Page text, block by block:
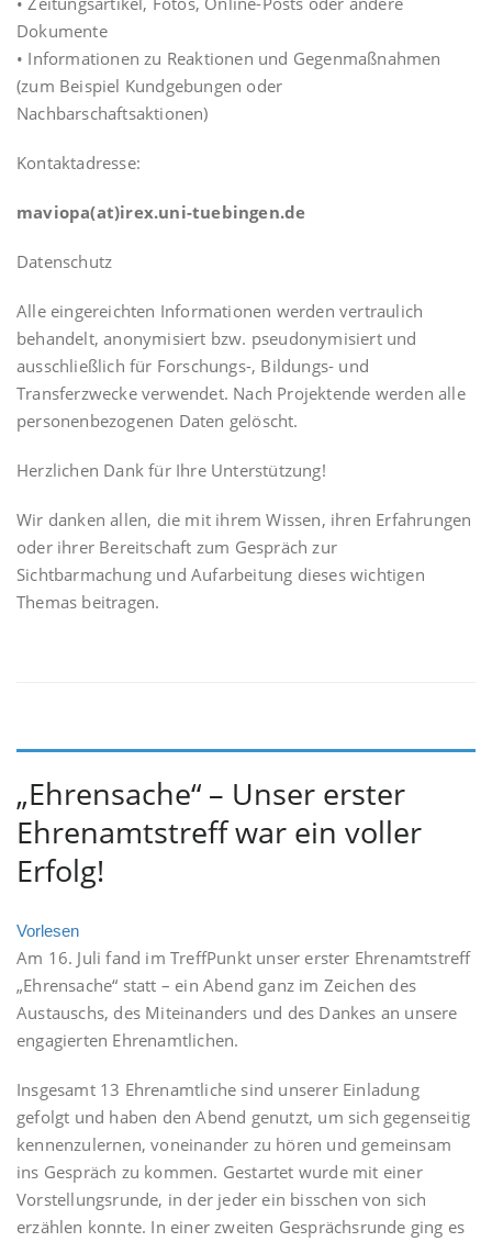
Dokumente
• Informationen zu Reaktionen und Gegenmaßnahmen
(zum Beispiel Kundgebungen oder
Nachbarschaftsaktionen)
Kontaktadresse:
maviopa(at)irex.uni-tuebingen.de
Datenschutz
Alle eingereichten Informationen werden vertraulich
behandelt, anonymisiert bzw. pseudonymisiert und
ausschließlich für Forschungs-, Bildungs- und
Transferzwecke verwendet. Nach Projektende werden alle
personenbezogenen Daten gelöscht.
Herzlichen Dank für Ihre Unterstützung!
Wir danken allen, die mit ihrem Wissen, ihren Erfahrungen
oder ihrer Bereitschaft zum Gespräch zur
Sichtbarmachung und Aufarbeitung dieses wichtigen
Themas beitragen.
„Ehrensache“ – Unser erster
Ehrenamtstreff war ein voller
Erfolg!
Vorlesen
Am 16. Juli fand im TreffPunkt unser erster Ehrenamtstreff
„Ehrensache“ statt – ein Abend ganz im Zeichen des
Austauschs, des Miteinanders und des Dankes an unsere
engagierten Ehrenamtlichen.
Insgesamt 13 Ehrenamtliche sind unserer Einladung
gefolgt und haben den Abend genutzt, um sich gegenseitig
kennenzulernen, voneinander zu hören und gemeinsam
ins Gespräch zu kommen. Gestartet wurde mit einer
Vorstellungsrunde, in der jeder ein bisschen von sich
erzählen konnte. In einer zweiten Gesprächsrunde ging es